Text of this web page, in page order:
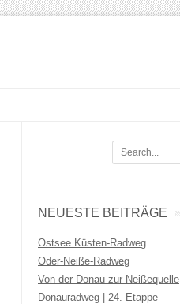
NEUESTE BEITRÄGE
Ostsee Küsten-Radweg
Oder-Neiße-Radweg
Von der Donau zur Neißequelle
Donauradweg | 24. Etappe